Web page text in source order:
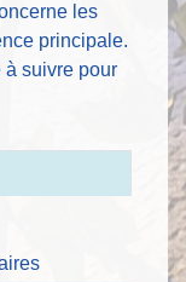
les
principale.
à suivre pour